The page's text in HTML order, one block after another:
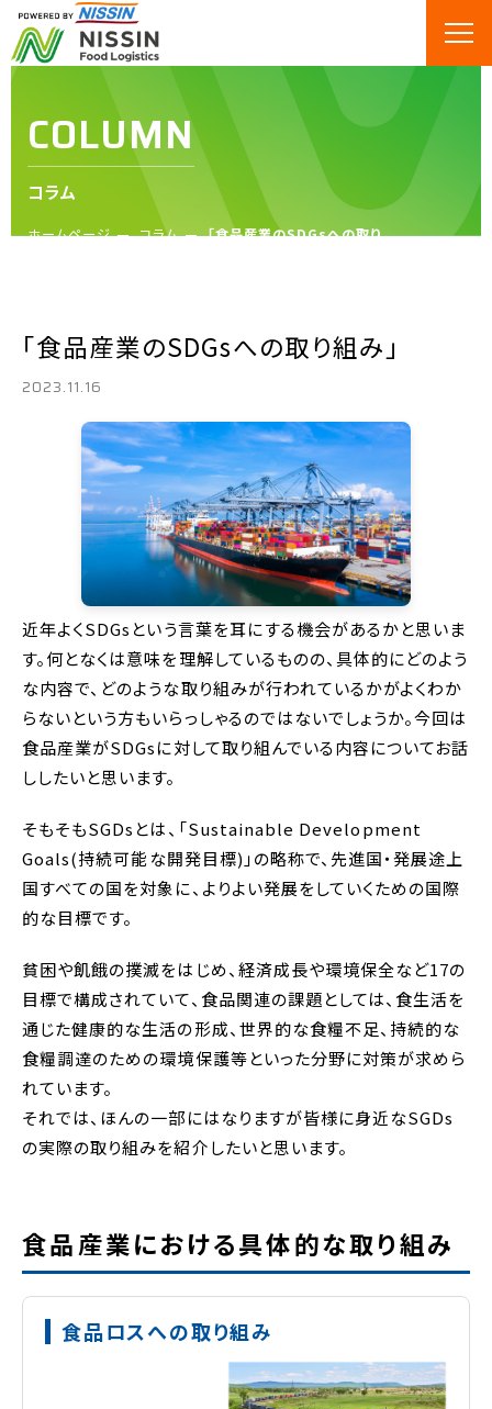
COLUMN
コラム
ホームページ コラム
「食品産業のSDGsへの取り
「食品産業のSDGsへの取り組み」
2023.11.16
近年よくSDGsという言葉を耳にする機会があるかと思いま
す。何となくは意味を理解しているものの、具体的にどのよう
な内容で、どのような取り組みが行われているかがよくわか
らないという方もいらっしゃるのではないでしょうか。今回は
食品産業がSDGsに対して取り組んでいる内容についてお話
ししたいと思います。
そもそもSGDsとは、「Sustainable Development
Goals(持続可能な開発目標)」の略称で、先進国・発展途上
国すべての国を対象に、よりよい発展をしていくための国際
的な目標です。
貧困や飢餓の撲滅をはじめ、経済成長や環境保全など17の
目標で構成されていて、食品関連の課題としては、食生活を
通じた健康的な生活の形成、世界的な食糧不足、持続的な
食糧調達のための環境保護等といった分野に対策が求めら
れています。
それでは、ほんの一部にはなりますが皆様に身近なSGDs
の実際の取り組みを紹介したいと思います。
食品産業における具体的な取り組み
食品ロスへの取り組み